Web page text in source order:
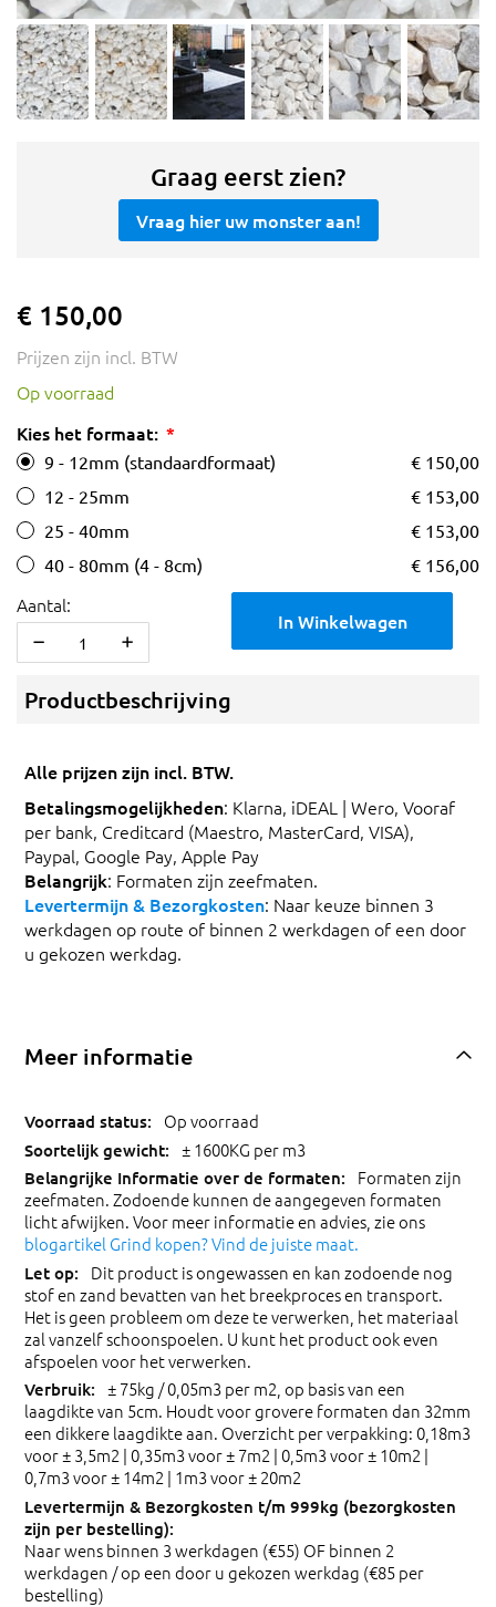
Graag eerst zien?
Vraag hier uw monster aan!
€ 150,00
Prijzen zijn incl. BTW
Op voorraad
Kies het formaat:
9 - 12mm (standaardformaat)
€ 150,00
12 - 25mm
€ 153,00
25 - 40mm
€ 153,00
40 - 80mm (4 - 8cm)
€ 156,00
Aantal:
In Winkelwagen
Productbeschrijving
Alle prijzen zijn incl. BTW.
Betalingsmogelijkheden: Klarna, iDEAL | Wero, Vooraf
per bank, Creditcard (Maestro, MasterCard, VISA),
Paypal, Google Pay, Apple Pay
Belangrijk: Formaten zijn zeefmaten.
Levertermijn & Bezorgkosten: Naar keuze binnen 3
werkdagen op route of binnen 2 werkdagen of een door
u gekozen werkdag.
Meer informatie
Op voorraad
± 1600KG per m3
Formaten zijn
zeefmaten. Zodoende kunnen de aangegeven formaten
licht afwijken. Voor meer informatie en advies, zie ons
blogartikel Grind kopen? Vind de juiste maat.
Dit product is ongewassen en kan zodoende nog
stof en zand bevatten van het breekproces en transport.
Het is geen probleem om deze te verwerken, het materiaal
zal vanzelf schoonspoelen. U kunt het product ook even
afspoelen voor het verwerken.
± 75kg / 0,05m3 per m2, op basis van een
laagdikte van 5cm. Houdt voor grovere formaten dan 32mm
een dikkere laagdikte aan. Overzicht per verpakking: 0,18m3
voor ± 3,5m2 | 0,35m3 voor ± 7m2 | 0,5m3 voor ± 10m2 |
0,7m3 voor ± 14m2 | 1m3 voor ± 20m2
Naar wens binnen 3 werkdagen (€55) OF binnen 2
werkdagen / op een door u gekozen werkdag (€85 per
bestelling)